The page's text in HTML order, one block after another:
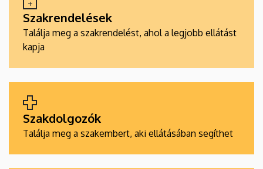
Szakrendelések
Találja meg a szakrendelést, ahol a legjobb ellátást
kapja
Szakdolgozók
Találja meg a szakembert, aki ellátásában segíthet